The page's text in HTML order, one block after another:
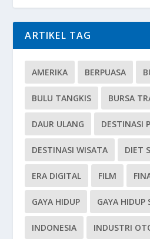
ARTIKEL TAG
AMERIKA BERPUASA
BULU TANGKIS BURSA
DAUR ULANG DESTINASI
DESTINASI WISATA DIET
ERA DIGITAL FILM
GAYA HIDUP GAYA HIDUP
INDONESIA INDUSTRI